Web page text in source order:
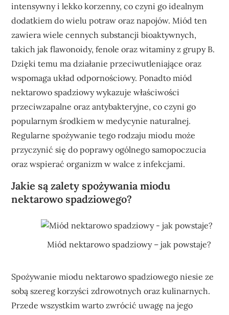
intensywny i lekko korzenny, co czyni go idealnym
dodatkiem do wielu potraw oraz napojów. Miód ten
zawiera wiele cennych substancji bioaktywnych,
takich jak flawonoidy, fenole oraz witaminy z grupy B.
Dzięki temu ma działanie przeciwutleniające oraz
wspomaga układ odpornościowy. Ponadto miód
nektarowo spadziowy wykazuje właściwości
przeciwzapalne oraz antybakteryjne, co czyni go
popularnym środkiem w medycynie naturalnej.
Regularne spożywanie tego rodzaju miodu może
przyczynić się do poprawy ogólnego samopoczucia
oraz wspierać organizm w walce z infekcjami.
Jakie są zalety spożywania miodu
nektarowo spadziowego?
Miód nektarowo spadziowy – jak powstaje?
Spożywanie miodu nektarowo spadziowego niesie ze
sobą szereg korzyści zdrowotnych oraz kulinarnych.
Przede wszystkim warto zwrócić uwagę na jego